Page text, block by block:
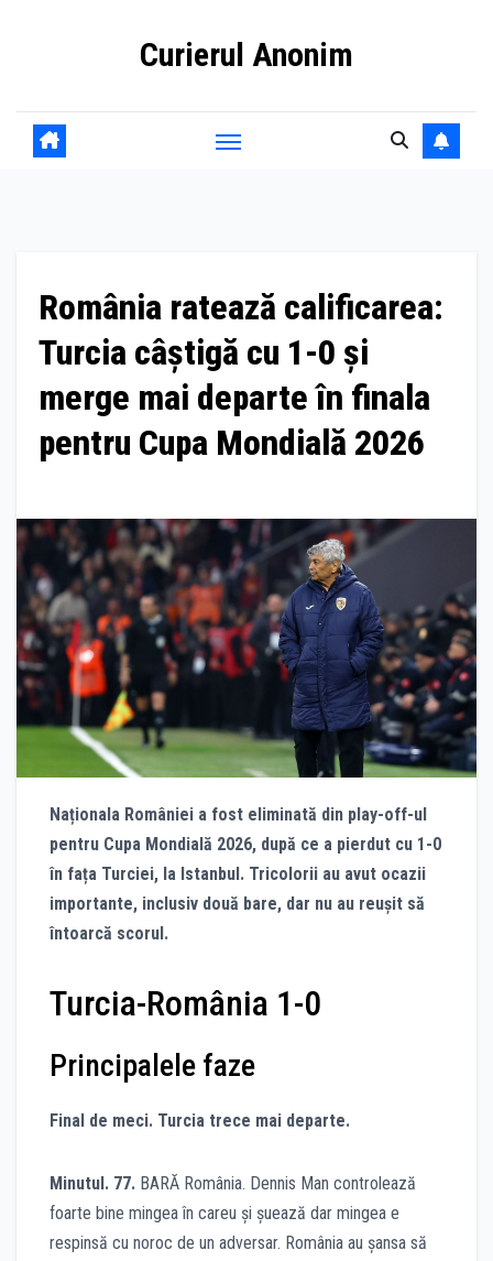
Curierul Anonim
România ratează calificarea:
Turcia câștigă cu 1-0 și
merge mai departe în finala
pentru Cupa Mondială 2026
Naționala României a fost eliminată din play-off-ul
pentru Cupa Mondială 2026, după ce a pierdut cu 1-0
în fața Turciei, la Istanbul. Tricolorii au avut ocazii
importante, inclusiv două bare, dar nu au reușit să
întoarcă scorul.
Turcia-România 1-0
Principalele faze
Final de meci. Turcia trece mai departe.
Minutul. 77. BARĂ România. Dennis Man controlează
foarte bine mingea în careu și șuează dar mingea e
respinsă cu noroc de un adversar. România au șansa să